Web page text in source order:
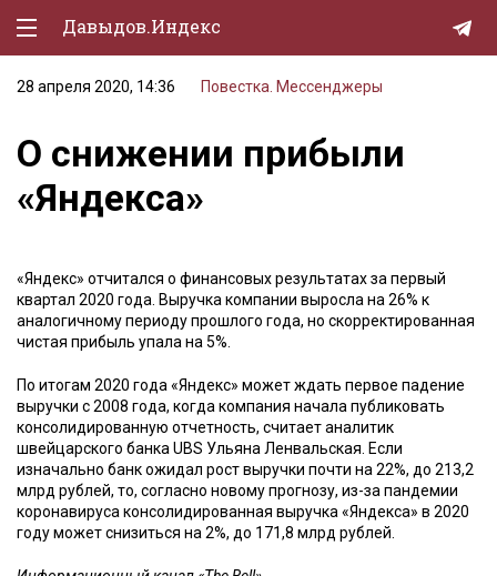
Давыдов.Индекс
Политическая жизнь
Экономика
Природа
Спорт
Культура
Lifestyle
Мурзилка
28 апреля 2020, 14:36 Повестка. Мессенджеры
О снижении прибыли
«Яндекса»
«Яндекс» отчитался о финансовых результатах за первый
квартал 2020 года. Выручка компании выросла на 26% к
аналогичному периоду прошлого года, но скорректированная
чистая прибыль упала на 5%.
По итогам 2020 года «Яндекс» может ждать первое падение
выручки с 2008 года, когда компания начала публиковать
консолидированную отчетность, считает аналитик
швейцарского банка UBS Ульяна Ленвальская. Если
изначально банк ожидал рост выручки почти на 22%, до 213,2
млрд рублей, то, согласно новому прогнозу, из-за пандемии
коронавируса консолидированная выручка «Яндекса» в 2020
году может снизиться на 2%, до 171,8 млрд рублей.